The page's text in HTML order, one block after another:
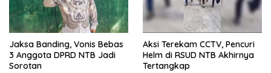
Jaksa Banding, Vonis Bebas
3 Anggota DPRD NTB Jadi
Sorotan
Aksi Terekam CCTV, Pencuri
Helm di RSUD NTB Akhirnya
Tertangkap